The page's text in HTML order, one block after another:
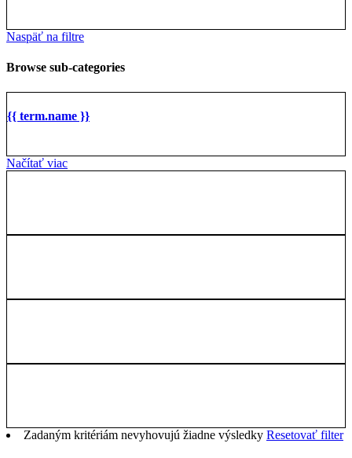
Naspäť na filtre
Browse sub-categories
{{ term.name }}
Načítať viac
Zadaným kritériám nevyhovujú žiadne výsledky Resetovať filter